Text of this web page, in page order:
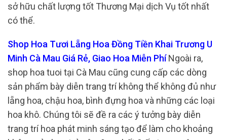
sở hữu chất lượng tốt Thương Mại dịch Vụ tốt nhất
có thể.
Shop Hoa Tươi Lẵng Hoa Đồng Tiền Khai Trương U
Minh Cà Mau Giá Rẻ, Giao Hoa Miễn PhíNgoài ra,
shop hoa tuoi tại Cà Mau cũng cung cấp các dòng
sản phẩm bày diễn trang trí không thể không đủ như
lẵng hoa, chậu hoa, bình đựng hoa và những các loại
hoa khô. Chúng tôi sẽ đề ra các ý tưởng bày diễn
trang trí hoa phát minh sáng tạo để làm cho khoảng